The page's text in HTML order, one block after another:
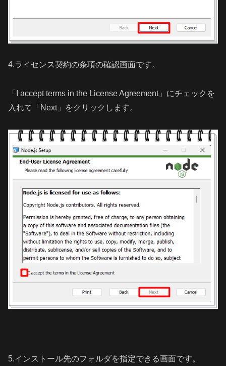
4.ライセンス契約の条項の確認画面です。
「I accept terms in the License Agreement」にチェックを
入れて「Next」をクリックします。
5.インストール先のフォルダを指定できる画面です。